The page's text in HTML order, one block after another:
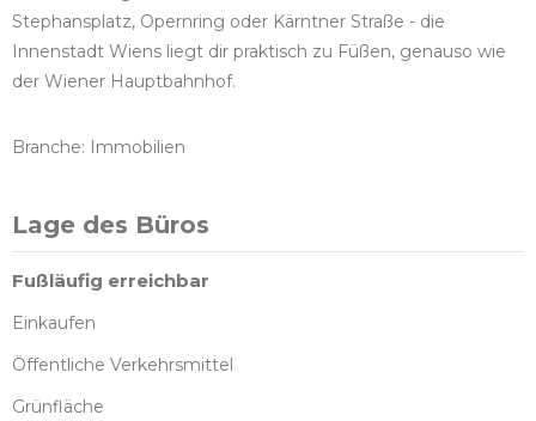
Stephansplatz, Opernring oder Kärntner Straße - die
Innenstadt Wiens liegt dir praktisch zu Füßen, genauso wie
der Wiener Hauptbahnhof.
Branche: Immobilien
Lage des Büros
Fußläufig erreichbar
Einkaufen
Öffentliche Verkehrsmittel
Grünfläche